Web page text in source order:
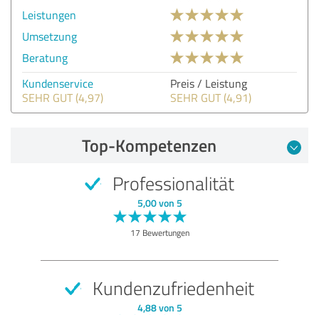
Leistungen
Umsetzung
Beratung
Kundenservice
SEHR GUT (4,97)
Preis / Leistung
SEHR GUT (4,91)
Top-Kompetenzen
Professionalität
5,00 von 5
17 Bewertungen
Kundenzufriedenheit
4,88 von 5